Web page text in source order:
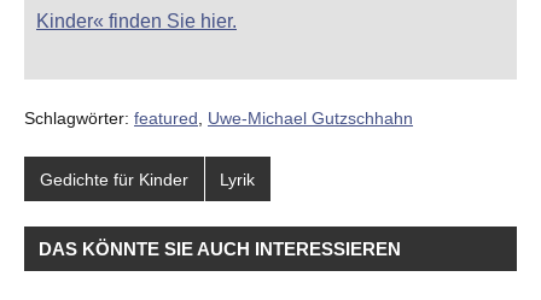
Kinder« finden Sie hier.
Schlagwörter: featured Uwe-Michael Gutzschhahn
Gedichte für Kinder Lyrik
DAS KÖNNTE SIE AUCH INTERESSIEREN